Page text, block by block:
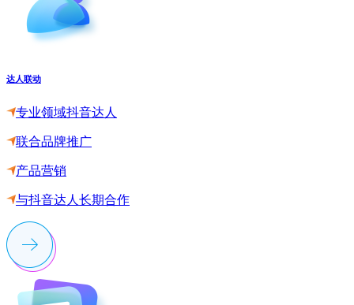
达人联动
专业领域抖音达人
联合品牌推广
产品营销
与抖音达人长期合作